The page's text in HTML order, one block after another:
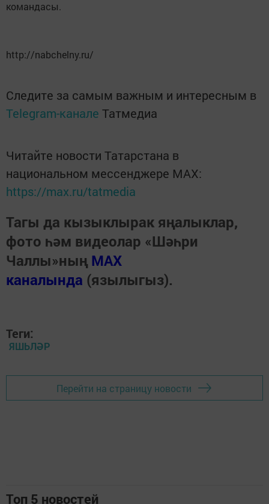
командасы.
http://nabchelny.ru/
Следите за самым важным и интересным в
Telegram-канале Татмедиа
Читайте новости Татарстана в
национальном мессенджере MАХ:
https://max.ru/tatmedia
Тагы да кызыклырак яңалыклар,
фото һәм видеолар «Шәһри
Чаллы»ның MAX
каналында (язылыгыз).
Теги:
ЯШЬЛӘР
Перейти на страницу новости
Топ 5 новостей